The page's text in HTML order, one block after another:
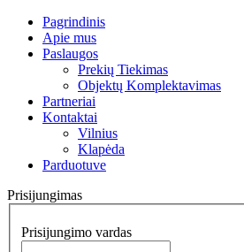
Pagrindinis
Apie mus
Paslaugos
Prekių Tiekimas
Objektų Komplektavimas
Partneriai
Kontaktai
Vilnius
Klapėda
Parduotuve
Prisijungimas
Prisijungimo vardas